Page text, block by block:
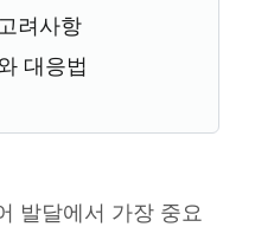
려사항
대응법
발달에서 가장 중요